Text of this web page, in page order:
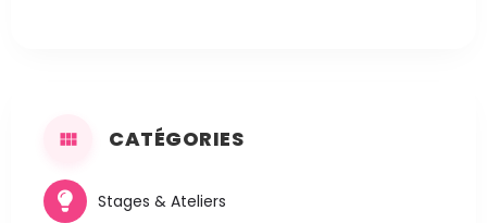
CATÉGORIES
Stages & Ateliers